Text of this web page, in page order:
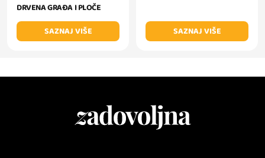
DRVENA GRAĐA I PLOČE
SAZNAJ VIŠE
SAZNAJ VIŠE